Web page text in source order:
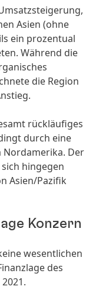
Asien (ohne
ein prozentual
Während die
die Region
rückläufiges
durch eine
Nordamerika. Der
hingegen
Asien/Pazifik
Konzern
wesentlichen
des